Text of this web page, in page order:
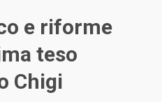
e riforme
teso
Chigi